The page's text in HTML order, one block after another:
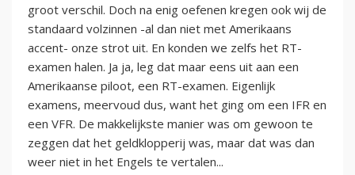
groot verschil. Doch na enig oefenen kregen ook wij de
standaard volzinnen -al dan niet met Amerikaans
accent- onze strot uit. En konden we zelfs het RT-
examen halen. Ja ja, leg dat maar eens uit aan een
Amerikaanse piloot, een RT-examen. Eigenlijk
examens, meervoud dus, want het ging om een IFR en
een VFR. De makkelijkste manier was om gewoon te
zeggen dat het geldklopperij was, maar dat was dan
weer niet in het Engels te vertalen...